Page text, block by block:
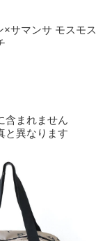
サマンサ モスモ
含まれません
と異なります